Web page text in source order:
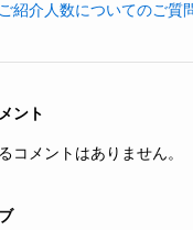
紹介人数についてのご質
ント
コメントはありません。